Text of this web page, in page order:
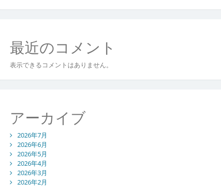
最近のコメント
表示できるコメントはありません。
アーカイブ
2026年7月
2026年6月
2026年5月
2026年4月
2026年3月
2026年2月